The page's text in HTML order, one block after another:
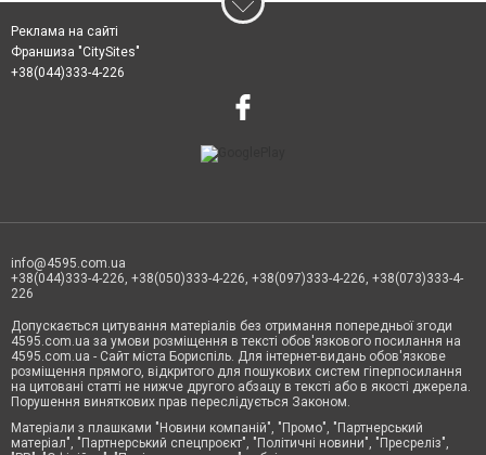
Реклама на сайті
Франшиза "CitySites"
+38(044)333-4-226
info@4595.com.ua
+38(044)333-4-226, +38(050)333-4-226, +38(097)333-4-226, +38(073)333-4-
226
Допускається цитування матеріалів без отримання попередньої згоди
4595.com.ua за умови розміщення в тексті обов'язкового посилання на
4595.com.ua - Сайт міста Бориспіль. Для інтернет-видань обов'язкове
розміщення прямого, відкритого для пошукових систем гіперпосилання
на цитовані статті не нижче другого абзацу в тексті або в якості джерела.
Порушення виняткових прав переслідується Законом.
Матеріали з плашками "Новини компаній", "Промо", "Партнерський
матеріал", "Партнерський спецпроєкт", "Політичні новини", "Пресреліз",